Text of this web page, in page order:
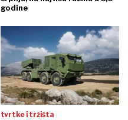
godine
tvrtke i tržišta